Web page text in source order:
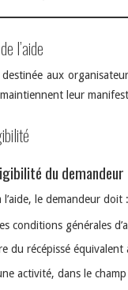
l’aide
aux
leur
du demandeur
l’aide, le demandeur doit :
conditions générales
du récépissé équivalent
activité, dans le